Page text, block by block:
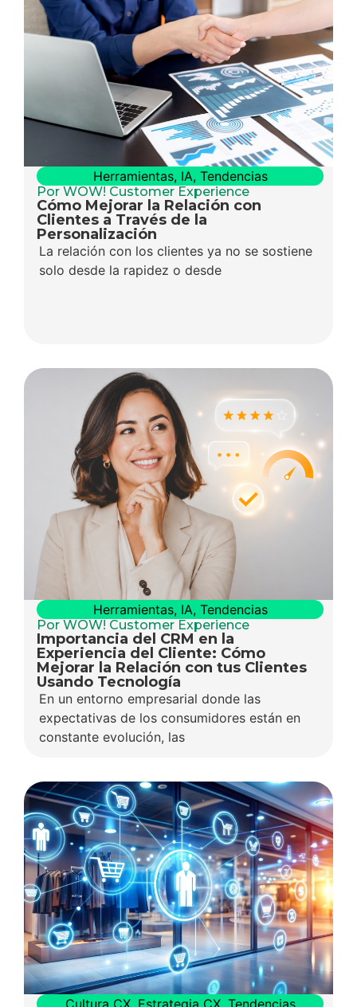
Herramientas, IA, Tendencias
Por WOW! Customer Experience
Cómo Mejorar la Relación con
Clientes a Través de la
Personalización
La relación con los clientes ya no se sostiene
solo desde la rapidez o desde
Herramientas, IA, Tendencias
Por WOW! Customer Experience
Importancia del CRM en la
Experiencia del Cliente: Cómo
Mejorar la Relación con tus Clientes
Usando Tecnología
En un entorno empresarial donde las
expectativas de los consumidores están en
constante evolución, las
Cultura CX, Estrategia CX, Tendencias